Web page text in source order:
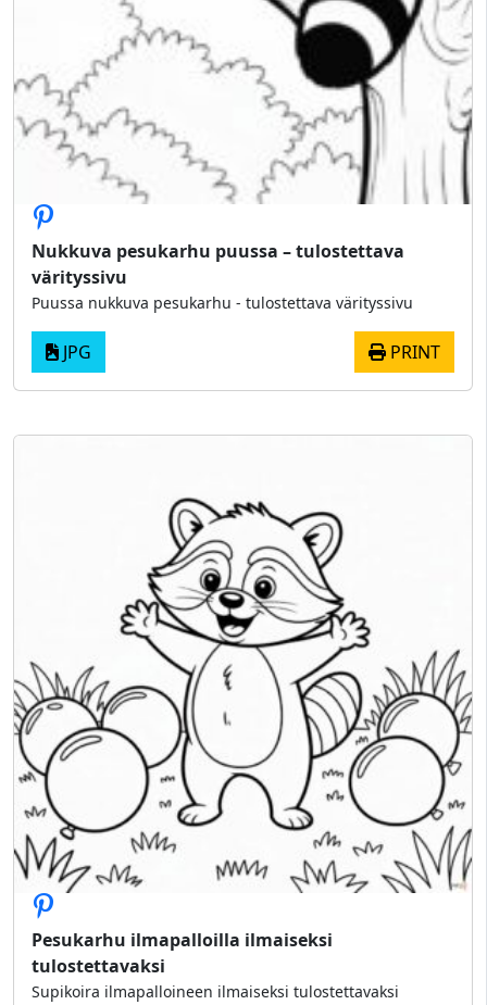
Nukkuva pesukarhu puussa – tulostettava
värityssivu
Puussa nukkuva pesukarhu - tulostettava värityssivu
JPG PRINT
Pesukarhu ilmapalloilla ilmaiseksi
tulostettavaksi
Supikoira ilmapalloineen ilmaiseksi tulostettavaksi